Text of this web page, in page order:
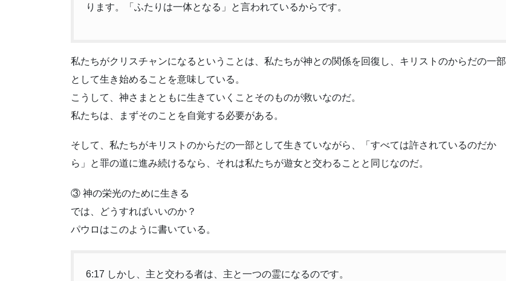
ります。「ふたりは一体となる」と言われているからです。
私たちがクリスチャンになるということは、私たちが神との関係を回復し、キリストのからだの一部
として生き始めることを意味している。
こうして、神さまとともに生きていくことそのものが救いなのだ。
私たちは、まずそのことを自覚する必要がある。
そして、私たちがキリストのからだの一部として生きていながら、「すべては許されているのだか
ら」と罪の道に進み続けるなら、それは私たちが遊女と交わることと同じなのだ。
③ 神の栄光のために生きる
では、どうすればいいのか？
パウロはこのように書いている。
6:17 しかし、主と交わる者は、主と一つの霊になるのです。